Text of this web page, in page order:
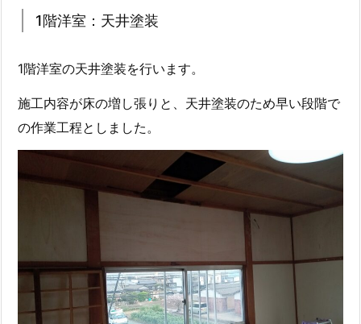
1階洋室：天井塗装
1階洋室の天井塗装を行います。
施工内容が床の増し張りと、天井塗装のため早い段階で
の作業工程としました。